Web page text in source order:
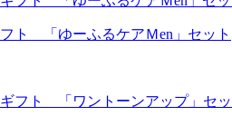
ト 「ゆーふるケアＭen」セット